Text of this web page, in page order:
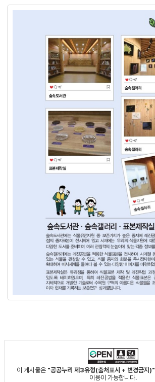
이 게시물은 "공공누리 제3유형(출처표시 + 변경금지)"
이용이 가능합니다.